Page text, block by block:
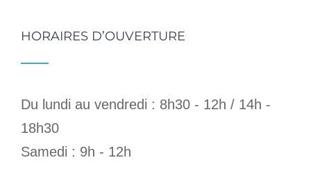
HORAIRES D’OUVERTURE
Du lundi au vendredi : 8h30 - 12h / 14h -
18h30
Samedi : 9h - 12h